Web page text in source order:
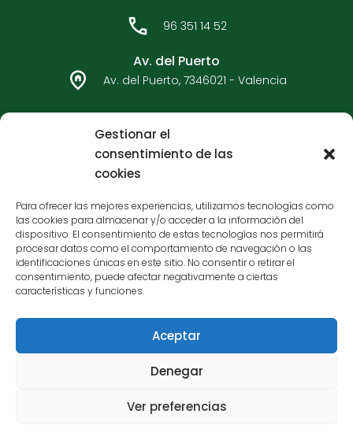
Gestionar el
consentimiento de las
cookies
Para ofrecer las mejores experiencias, utilizamos tecnologías como
las cookies para almacenar y/o acceder a la información del
dispositivo. El consentimiento de estas tecnologías nos permitirá
procesar datos como el comportamiento de navegación o las
identificaciones únicas en este sitio. No consentir o retirar el
consentimiento, puede afectar negativamente a ciertas
características y funciones.
Aceptar
Denegar
Ver preferencias
o
k
g
a
m
96 351 14 52
Av. del Puerto
Av. del Puerto, 7346021 - Valencia
96 362 33 92
Carteros - Bulervard Sur
C/ Carteros, 7546017 - Valencia
96 377 65 05
Financiado por la Unión Europea - NextGenerationEU
© 2023 La Huerta Valenciana. Todos los derechos